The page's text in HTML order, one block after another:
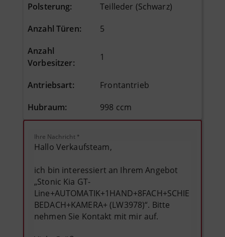
Polsterung:
Teilleder (Schwarz)
Anzahl Türen:
5
Anzahl
Vorbesitzer:
1
Antriebsart:
Frontantrieb
Hubraum: 998 ccm
Ihre Nachricht *